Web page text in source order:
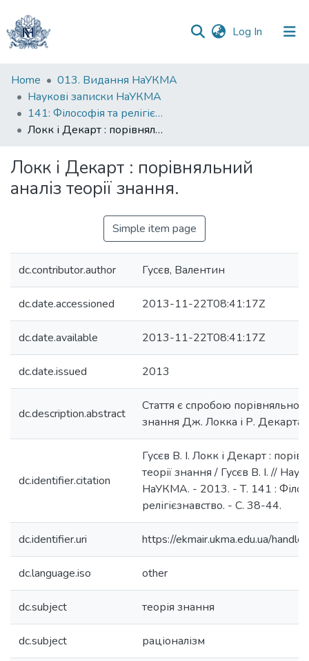
Log In (current)
Communities
&
Collections
All of DSpace
Statistics
Home
013. Видання НаУКМА
Наукові записки НаУКМА
141: Філософія та релігієзнавство
Локк і Декарт : порівняльний аналіз теорії знання.
Локк і Декарт : порівняльний
аналіз теорії знання.
Simple item page
dc.contributor.author Гусєв, Валентин
dc.date.accessioned 2013-11-22T08:41:17Z
dc.date.available 2013-11-22T08:41:17Z
dc.date.issued 2013
dc.description.abstract
Стаття є спробою порівняльного
знання Дж. Локка і Р. Декарта.
dc.identifier.citation
Гусєв В. І. Локк і Декарт :
теорії знання / Гусєв В. І. //
НаУКМА. - 2013. - Т. 141 :
релігієзнавство. - С. 38-44.
dc.identifier.uri https://ekmair.ukma.edu.ua/
dc.language.iso other
dc.subject теорія знання
dc.subject раціоналізм